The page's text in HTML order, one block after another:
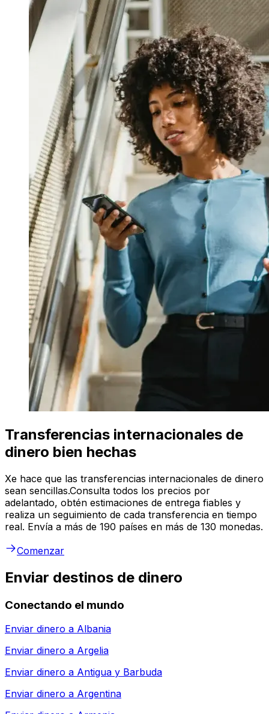
Transferencias internacionales de
dinero bien hechas
Xe hace que las transferencias internacionales de dinero
sean sencillas.Consulta todos los precios por
adelantado, obtén estimaciones de entrega fiables y
realiza un seguimiento de cada transferencia en tiempo
real. Envía a más de 190 países en más de 130 monedas.
Comenzar
Enviar destinos de dinero
Conectando el mundo
Enviar dinero a Albania
Enviar dinero a Argelia
Enviar dinero a Antigua y Barbuda
Enviar dinero a Argentina